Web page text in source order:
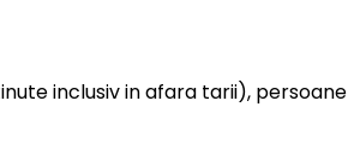
inclusiv in afara tarii), persoane